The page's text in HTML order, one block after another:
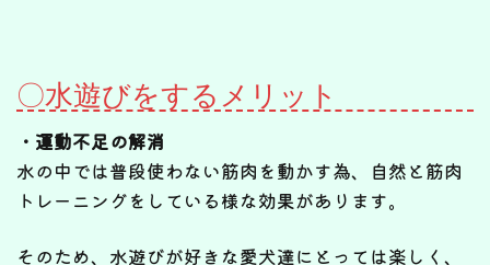
〇水遊びをするメリット
・運動不足の解消
水の中では普段使わない筋肉を動かす為、自然と筋肉
トレーニングをしている様な効果があります。
そのため、水遊びが好きな愛犬達にとっては楽しく、